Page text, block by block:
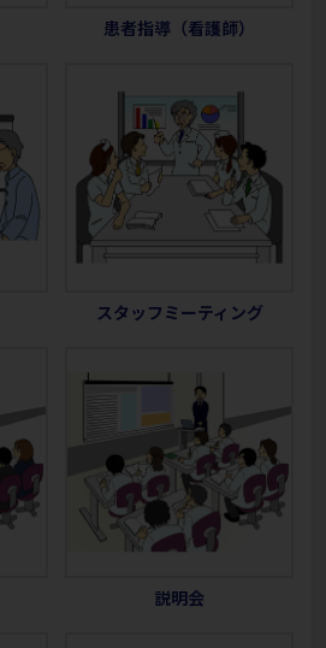
患者指導（看護師）
スタッフミーティング
説明会